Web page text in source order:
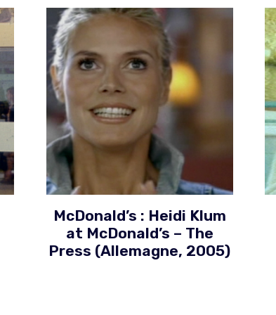
McDonald’s : Heidi Klum
at McDonald’s – The
Press (Allemagne, 2005)